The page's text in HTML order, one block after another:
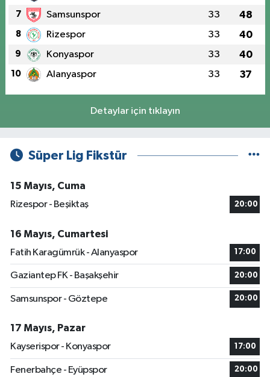
7 Samsunspor 33 48
8 Rizespor 33 40
9 Konyaspor 33 40
10 Alanyaspor 33 37
Detaylar için tıklayın
Süper Lig Fikstür
15 Mayıs, Cuma
Rizespor - Beşiktaş
20:00
16 Mayıs, Cumartesi
Fatih Karagümrük - Alanyaspor
17:00
Gaziantep FK - Başakşehir 20:00
Samsunspor - Göztepe 20:00
17 Mayıs, Pazar
Kayserispor - Konyaspor
17:00
Fenerbahçe - Eyüpspor 20:00